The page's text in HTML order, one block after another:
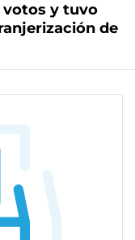
votos y tuvo
de